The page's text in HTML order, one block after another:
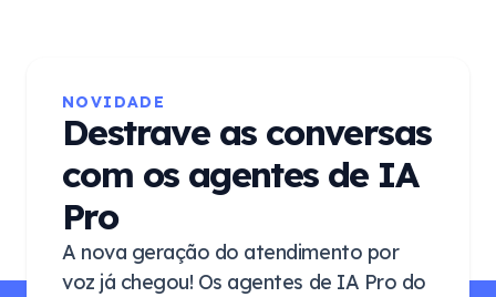
NOVIDADE
Destrave as conversas
com os agentes de IA
Pro
A nova geração do atendimento por
voz já chegou! Os agentes de IA Pro do